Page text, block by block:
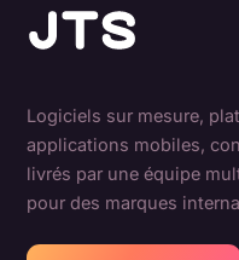
Logiciels sur mesure,
applications mobiles,
livrés par une équipe
pour des marques